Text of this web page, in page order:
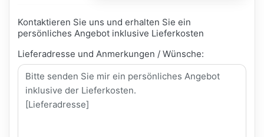
Kontaktieren Sie uns und erhalten Sie ein
persönliches Angebot inklusive Lieferkosten
Lieferadresse und Anmerkungen / Wünsche: